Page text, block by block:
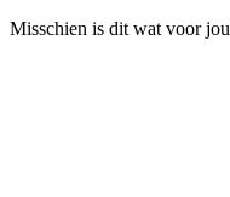
Misschien is dit wat voor jou